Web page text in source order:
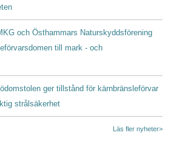
och Östhammars Naturskyddsförening
till mark - och
ger tillstånd för kärnbränsleförvar
strålsäkerhet
Läs fler nyheter>